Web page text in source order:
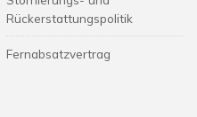
Rückerstattungspolitik
Fernabsatzvertrag